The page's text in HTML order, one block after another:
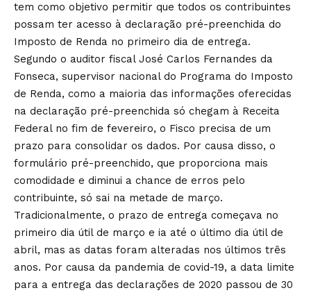
tem como objetivo permitir que todos os contribuintes
possam ter acesso à declaração pré-preenchida do
Imposto de Renda no primeiro dia de entrega.
Segundo o auditor fiscal José Carlos Fernandes da
Fonseca, supervisor nacional do Programa do Imposto
de Renda, como a maioria das informações oferecidas
na declaração pré-preenchida só chegam à Receita
Federal no fim de fevereiro, o Fisco precisa de um
prazo para consolidar os dados. Por causa disso, o
formulário pré-preenchido, que proporciona mais
comodidade e diminui a chance de erros pelo
contribuinte, só sai na metade de março.
Tradicionalmente, o prazo de entrega começava no
primeiro dia útil de março e ia até o último dia útil de
abril, mas as datas foram alteradas nos últimos três
anos. Por causa da pandemia de covid-19, a data limite
para a entrega das declarações de 2020 passou de 30